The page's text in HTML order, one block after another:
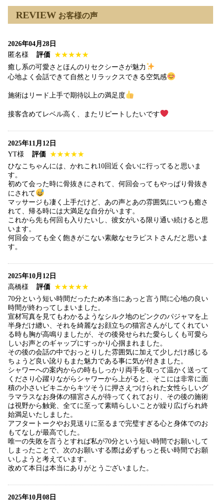
REVIEW お客様の声
2026年04月28日
匿名様
評価 ★★★★★
癒し系の可愛さとほんのりセクシーさが魅力
心地よく会話できて自然とリラックスできる空気感
施術はリード上手で期待以上の満足度
接客含めてレベル高く、またリピートしたいです
2025年11月12日
YT様
評価 ★★★★★
ひなこちゃんには、かれこれ10回近く会いに行ってると思いま
す。
初めて会った時に骨抜きにされて、何回会ってもやっぱり骨抜き
にされて
マッサージも凄く上手だけど、あの声とあの雰囲気にいつも癒さ
れて、帰る時には大満足な自分がいます。
これから先も何回も入りたいし、彼女がいる限り通い続けると思
います。
何回会っても全く飽きがこない素敵なセラピストさんだと思いま
す。
2025年10月12日
高橋様
評価 ★★★★★
70分という短い時間だったため本当にあっと言う間に心地の良い
時間が終わってしまいました。
宣材写真を見てもわかるようなシルク地のピンクのパジャマを上
半身だけ纏い、それを綺麗なお顔立ちの猫宮さんがしてくれてい
る時も胸が高鳴りましたが、その後発せられた愛らしくも可愛ら
しいお声とのギャップにすっかり心掴まれました。
その後の会話の中でおっとりした雰囲気に加えて少しだけ感じる
ちょうど良い訛りもまた魅力である事に気が付きました。
シャワーへの案内からの時もしっかり両手を取って温かく送って
くださり心躍りながらシャワーから上がると、そこには非常に面
積の小さいビキニからキツそうに押さえつけられた女性らしいグ
ラマラスなお身体の猫宮さんが待ってくれており、その後の施術
は視野から触覚、全てに至って素晴らしいことが繰り広げられ終
始満足いたしました。
アフタートークやお見送りに至るまで完璧すぎる心と身体でのお
もてなしが最高でした。
唯一の失敗を言うとすれば私が70分という短い時間でお願いして
しまったことで、次のお願いする際は必ずもっと長い時間でお願
いしようと考えています。
改めて本日は本当にありがとうございました。
2025年10月08日